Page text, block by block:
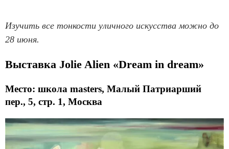
Изучить все тонкости уличного искусства можно до
28 июня.
Выставка Jolie Alien «Dream in dream»
Место: школа masters, Малый Патриарший
пер., 5, стр. 1, Москва